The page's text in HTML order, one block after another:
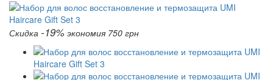
Скидка -19% экономия 750 грн